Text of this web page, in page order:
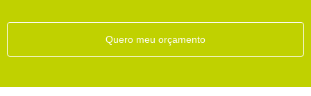
Quero meu orçamento